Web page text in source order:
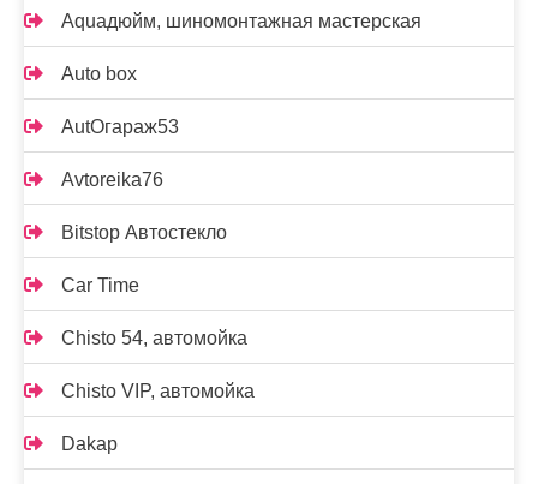
Aquaдюйм, шиномонтажная мастерская
Auto box
AutOгараж53
Avtoreika76
Bitstop Автостекло
Car Time
Chisto 54, автомойка
Chisto VIP, автомойка
Dakap